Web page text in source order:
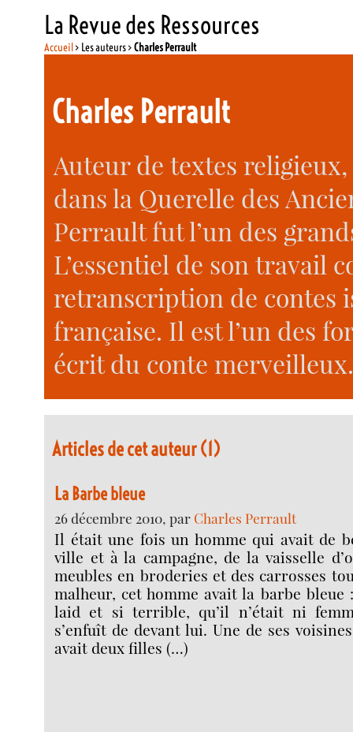
La Revue des Ressources
Accueil> Les auteurs >Charles Perrault
Charles Perrault
Auteur de textes
dans la Querelle des
Perrault fut l’un des
L’essentiel de son travail
retranscription de contes
française. Il est l’un des
écrit du conte merveilleux.
Articles de cet auteur (1)
La Barbe bleue
26 décembre 2010, par Charles Perrault
Il était une fois un homme qui avait de
ville et à la campagne, de la vaisselle
meubles en broderies et des carrosses
malheur, cet homme avait la barbe
laid et si terrible, qu’il n’était ni
s’enfuît de devant lui. Une de ses
avait deux filles (…)